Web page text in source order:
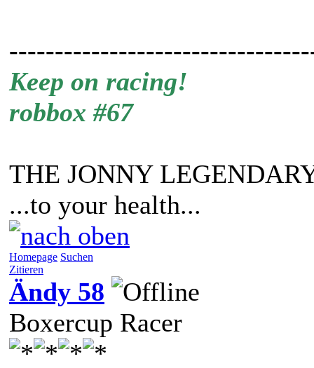
Keep on racing!
robbox #67
THE JONNY
...to your health...
Homepage Suchen
Zitieren
Ändy 58
Boxercup Racer